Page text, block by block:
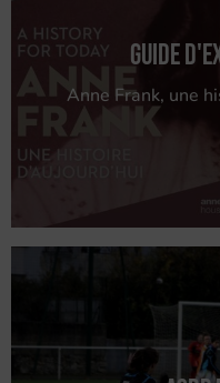
Guide
Anne Frank, une